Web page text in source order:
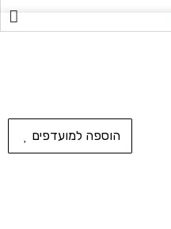
הוספה למועדפים